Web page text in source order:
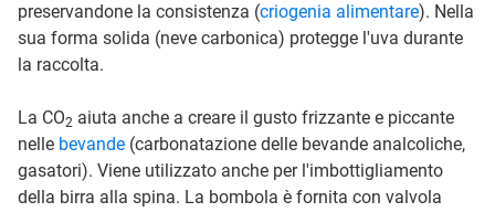
preservandone la consistenza (criogenia alimentare). Nella
sua forma solida (neve carbonica) protegge l'uva durante
la raccolta.
La CO2 aiuta anche a creare il gusto frizzante e piccante
nelle bevande (carbonatazione delle bevande analcoliche,
gasatori). Viene utilizzato anche per l'imbottigliamento
della birra alla spina. La bombola è fornita con valvola